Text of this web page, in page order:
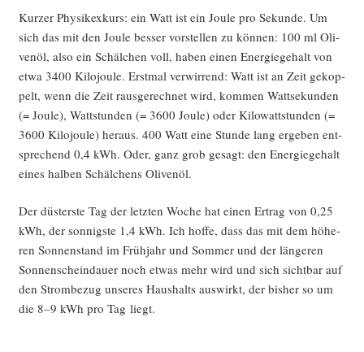
Kur­zer Phy­sik­ex­kurs: ein Watt ist ein Joule pro Sekun­de. Um
sich das mit den Joule bes­ser vor­stel­len zu kön­nen: 100 ml Oli­
ven­öl, also ein Schäl­chen voll, haben einen Ener­gie­ge­halt von
etwa 3400 Kilo­joule. Erst­mal ver­wir­rend: Watt ist an Zeit gekop­
pelt, wenn die Zeit raus­ge­rech­net wird, kom­men Watt­se­kun­den
(= Joule), Watt­stun­den (= 3600 Joule) oder Kilo­watt­stun­den (=
3600 Kilo­joule) her­aus. 400 Watt eine Stun­de lang erge­ben ent­
spre­chend 0,4 kWh. Oder, ganz grob gesagt: den Ener­gie­ge­halt
eines hal­ben Schäl­chens Olivenöl.
Der düs­ters­te Tag der letz­ten Woche hat einen Ertrag von 0,25
kWh, der son­nigs­te 1,4 kWh. Ich hof­fe, dass das mit dem höhe­
ren Son­nen­stand im Früh­jahr und Som­mer und der län­ge­ren
Son­nen­schein­dau­er noch etwas mehr wird und sich sicht­bar auf
den Strom­be­zug unse­res Haus­halts aus­wirkt, der bis­her so um
die 8–9 kWh pro Tag liegt.